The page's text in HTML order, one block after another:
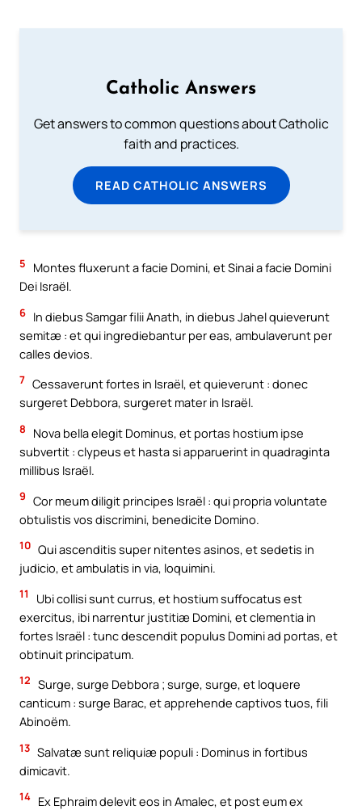
Catholic Answers
Get answers to common questions about Catholic
faith and practices.
READ CATHOLIC ANSWERS
5
Montes fluxerunt a facie Domini, et Sinai a facie Domini
Dei Israël.
6 In diebus Samgar filii Anath, in diebus Jahel quieverunt
semitæ : et qui ingrediebantur per eas, ambulaverunt per
calles devios.
7 Cessaverunt fortes in Israël, et quieverunt : donec
surgeret Debbora, surgeret mater in Israël.
8
Nova bella elegit Dominus, et portas hostium ipse
subvertit : clypeus et hasta si apparuerint in quadraginta
millibus Israël.
9 Cor meum diligit principes Israël : qui propria voluntate
obtulistis vos discrimini, benedicite Domino.
10 Qui ascenditis super nitentes asinos, et sedetis in
judicio, et ambulatis in via, loquimini.
11
Ubi collisi sunt currus, et hostium suffocatus est
exercitus, ibi narrentur justitiæ Domini, et clementia in
fortes Israël : tunc descendit populus Domini ad portas, et
obtinuit principatum.
12 Surge, surge Debbora ; surge, surge, et loquere
canticum : surge Barac, et apprehende captivos tuos, fili
Abinoëm.
13 Salvatæ sunt reliquiæ populi : Dominus in fortibus
dimicavit.
14 Ex Ephraim delevit eos in Amalec, et post eum ex